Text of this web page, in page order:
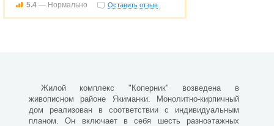
5.4 — Нормально Оставить отзыв
Жилой комплекс "Коперник" возведена в
живописном районе Якиманки. Монолитно-кирпичный
дом реализован в соответствии с индивидуальным
планом. Он включает в себя шесть разноэтажных